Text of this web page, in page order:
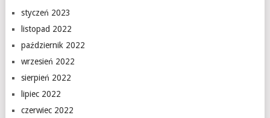
styczeń 2023
listopad 2022
październik 2022
wrzesień 2022
sierpień 2022
lipiec 2022
czerwiec 2022